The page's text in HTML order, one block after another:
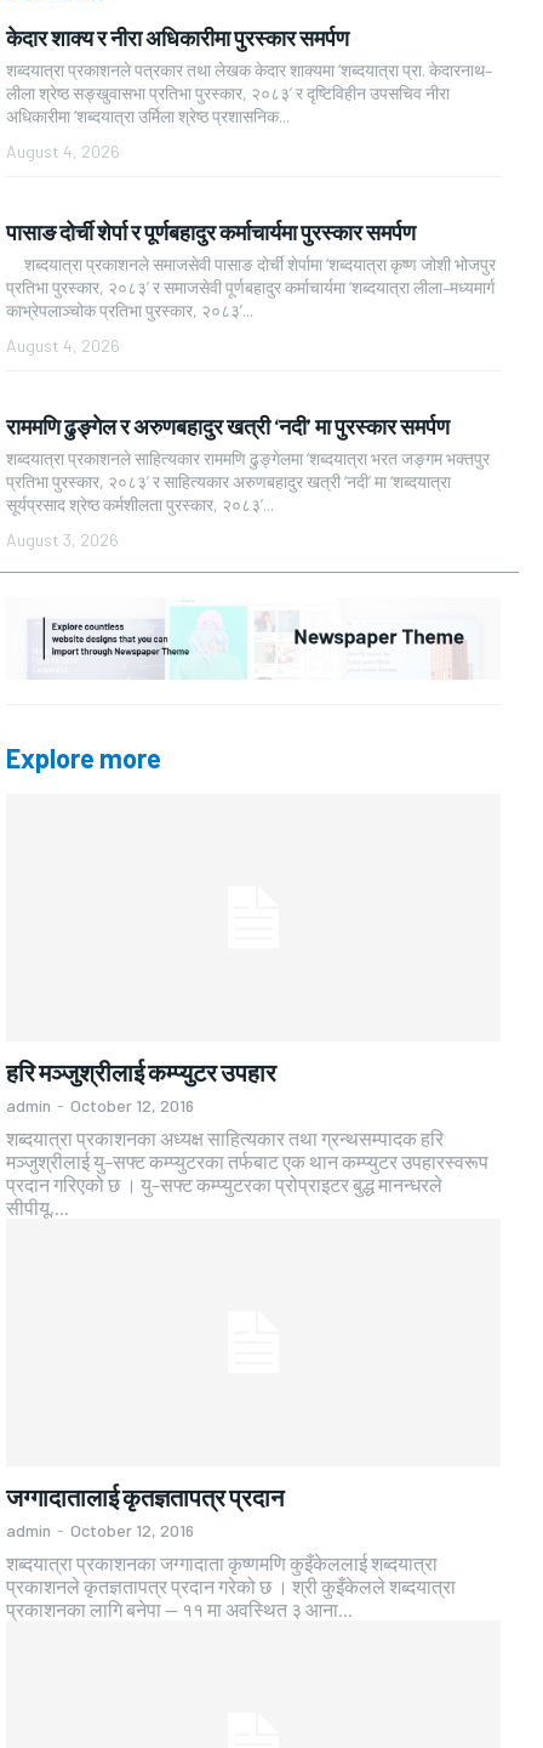
केदार शाक्य र नीरा अधिकारीमा पुरस्कार समर्पण
शब्दयात्रा प्रकाशनले पत्रकार तथा लेखक केदार शाक्यमा ‘शब्दयात्रा प्रा. केदारनाथ–
लीला श्रेष्ठ सङ्खुवासभा प्रतिभा पुरस्कार, २०८३’ र दृष्टिविहीन उपसचिव नीरा
अधिकारीमा ‘शब्दयात्रा उर्मिला श्रेष्ठ प्रशासनिक...
August 4, 2026
पासाङ दोर्ची शेर्पा र पूर्णबहादुर कर्माचार्यमा पुरस्कार समर्पण
शब्दयात्रा प्रकाशनले समाजसेवी पासाङ दोर्ची शेर्पामा ‘शब्दयात्रा कृष्ण जोशी भोजपुर
प्रतिभा पुरस्कार, २०८३’ र समाजसेवी पूर्णबहादुर कर्माचार्यमा ‘शब्दयात्रा लीला–मध्यमार्ग
काभ्रेपलाञ्चोक प्रतिभा पुरस्कार, २०८३’...
August 4, 2026
राममणि ढुङ्गेल र अरुणबहादुर खत्री ‘नदी’ मा पुरस्कार समर्पण
शब्दयात्रा प्रकाशनले साहित्यकार राममणि ढुङ्गेलमा ‘शब्दयात्रा भरत जङ्गम भक्तपुर
प्रतिभा पुरस्कार, २०८३’ र साहित्यकार अरुणबहादुर खत्री ‘नदी’ मा ‘शब्दयात्रा
सूर्यप्रसाद श्रेष्ठ कर्मशीलता पुरस्कार, २०८३’...
August 3, 2026
Explore more
हरि मञ्जुश्रीलाई कम्प्युटर उपहार
admin - October 12, 2016
शब्दयात्रा प्रकाशनका अध्यक्ष साहित्यकार तथा ग्रन्थसम्पादक हरि
मञ्जुश्रीलाई यु–सफ्ट कम्प्युटरका तर्फबाट एक थान कम्प्युटर उपहारस्वरूप
प्रदान गरिएको छ । यु–सफ्ट कम्प्युटरका प्रोप्राइटर बुद्ध मानन्धरले
सीपीयू,...
जग्गादातालाई कृतज्ञतापत्र प्रदान
admin - October 12, 2016
शब्दयात्रा प्रकाशनका जग्गादाता कृष्णमणि कुइँकेललाई शब्दयात्रा
प्रकाशनले कृतज्ञतापत्र प्रदान गरेको छ । श्री कुइँकेलले शब्दयात्रा
प्रकाशनका लागि बनेपा — ११ मा अवस्थित ३ आना...